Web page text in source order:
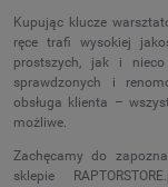
Kupując klucze
ręce trafi wysokiej
prostszych, jak i nieco
sprawdzonych i
obsługa klienta –
możliwe.
Zachęcamy do
sklepie